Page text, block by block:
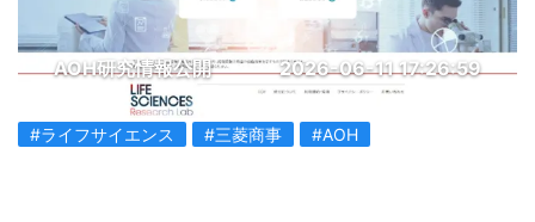
AOH研究情報公開 2026-06-11 17:26:59
#ライフサイエンス #三菱商事 #AOH